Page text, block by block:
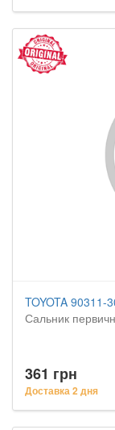
TOYOTA 90311-
Сальник
361 грн
Доставка 2 дня